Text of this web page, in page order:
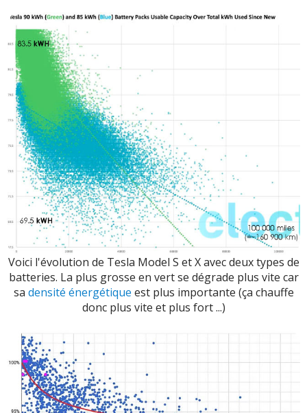
Voici l'évolution de Tesla Model S et X avec deux types de
batteries. La plus grosse en vert se dégrade plus vite car
sa densité énergétique est plus importante (ça chauffe
donc plus vite et plus fort ...)